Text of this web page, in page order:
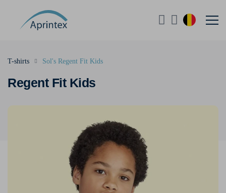
Regent Fit Kids
T-shirts Sol's Regent Fit Kids